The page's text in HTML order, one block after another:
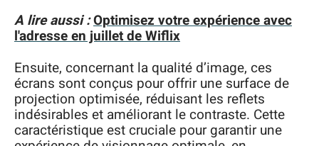
A lire aussi :Optimisez votre expérience avec
l'adresse en juillet de Wiflix
Ensuite, concernant la qualité d’image, ces
écrans sont conçus pour offrir une surface de
projection optimisée, réduisant les reflets
indésirables et améliorant le contraste. Cette
caractéristique est cruciale pour garantir une